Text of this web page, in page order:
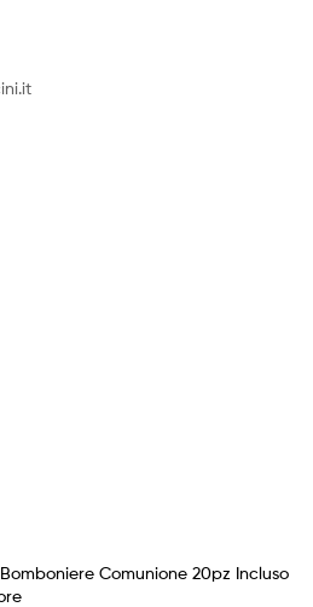
Comunione 20pz Incluso